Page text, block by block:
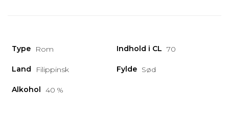
Type Rom Indhold i CL 70
Land Filippinsk Fylde Sød
Alkohol 40 %